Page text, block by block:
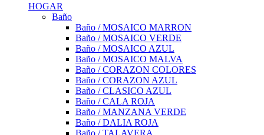
HOGAR
Baño
Baño / MOSAICO MARRON
Baño / MOSAICO VERDE
Baño / MOSAICO AZUL
Baño / MOSAICO MALVA
Baño / CORAZON COLORES
Baño / CORAZON AZUL
Baño / CLASICO AZUL
Baño / CALA ROJA
Baño / MANZANA VERDE
Baño / DALIA ROJA
Baño / TALAVERA